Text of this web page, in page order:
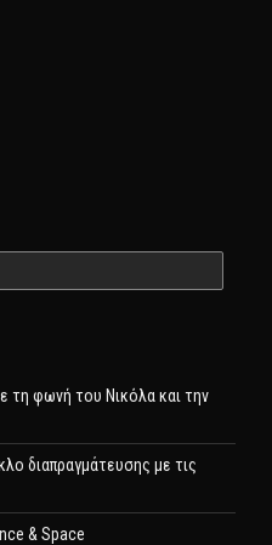
τη φωνή του Νικόλα και την
διαπραγμάτευσης με τις
& Space